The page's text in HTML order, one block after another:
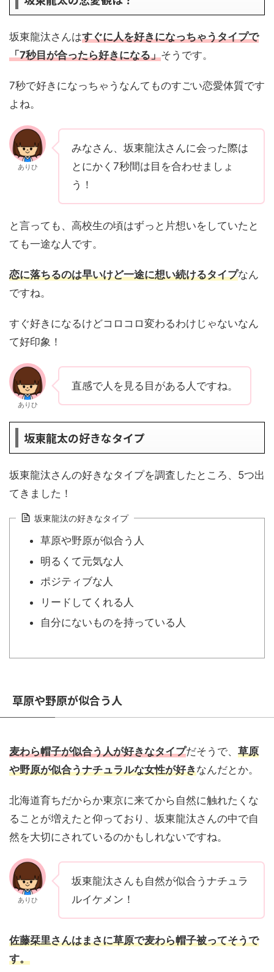
坂東龍汰さんはすぐに人を好きになっちゃうタイプで
「7秒目が合ったら好きになる」そうです。
7秒で好きになっちゃうなんてものすごい恋愛体質です
よね。
ありひ
みなさん、坂東龍汰さんに会った際は
とにかく7秒間は目を合わせましょ
う！
と言っても、高校生の頃はずっと片想いをしていたと
ても一途な人です。
恋に落ちるのは早いけど一途に想い続けるタイプなん
ですね。
すぐ好きになるけどコロコロ変わるわけじゃないなん
て好印象！
ありひ
直感で人を見る目がある人ですね。
坂東龍太の好きなタイプ
坂東龍汰さんの好きなタイプを調査したところ、5つ出
てきました！
坂東龍汰の好きなタイプ
草原や野原が似合う人
明るくて元気な人
ポジティブな人
リードしてくれる人
自分にないものを持っている人
草原や野原が似合う人
麦わら帽子が似合う人が好きなタイプだそうで、 草原
や野原が似合うナチュラルな女性が好きなんだとか。
北海道育ちだからか東京に来てから自然に触れたくな
ることが増えたと仰っており、坂東龍汰さんの中で自
然を大切にされているのかもしれないですね。
ありひ
坂東龍汰さんも自然が似合うナチュラ
ルイケメン！
佐藤栞里さんはまさに草原で麦わら帽子被ってそうで
す。